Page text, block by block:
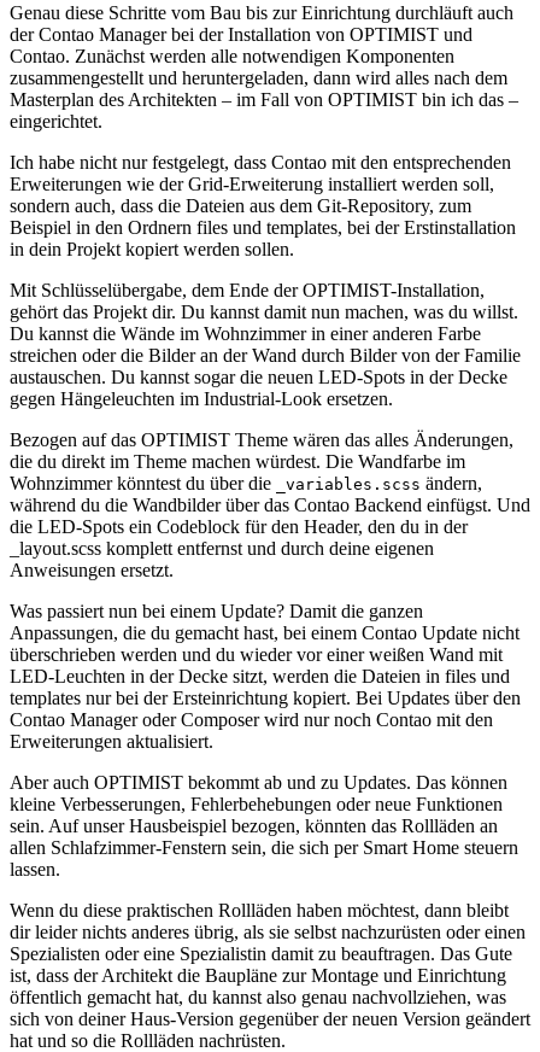
Genau diese Schritte vom Bau bis zur Einrichtung durchläuft auch
der Contao Manager bei der Installation von OPTIMIST und
Contao. Zunächst werden alle notwendigen Komponenten
zusammengestellt und heruntergeladen, dann wird alles nach dem
Masterplan des Architekten – im Fall von OPTIMIST bin ich das –
eingerichtet.
Ich habe nicht nur festgelegt, dass Contao mit den entsprechenden
Erweiterungen wie der Grid-Erweiterung installiert werden soll,
sondern auch, dass die Dateien aus dem Git-Repository, zum
Beispiel in den Ordnern files und templates, bei der Erstinstallation
in dein Projekt kopiert werden sollen.
Mit Schlüsselübergabe, dem Ende der OPTIMIST-Installation,
gehört das Projekt dir. Du kannst damit nun machen, was du willst.
Du kannst die Wände im Wohnzimmer in einer anderen Farbe
streichen oder die Bilder an der Wand durch Bilder von der Familie
austauschen. Du kannst sogar die neuen LED-Spots in der Decke
gegen Hängeleuchten im Industrial-Look ersetzen.
Bezogen auf das OPTIMIST Theme wären das alles Änderungen,
die du direkt im Theme machen würdest. Die Wandfarbe im
Wohnzimmer könntest du über die
_variables.scss ändern,
während du die Wandbilder über das Contao Backend einfügst. Und
die LED-Spots ein Codeblock für den Header, den du in der
_layout.scss komplett entfernst und durch deine eigenen
Anweisungen ersetzt.
Was passiert nun bei einem Update? Damit die ganzen
Anpassungen, die du gemacht hast, bei einem Contao Update nicht
überschrieben werden und du wieder vor einer weißen Wand mit
LED-Leuchten in der Decke sitzt, werden die Dateien in files und
templates nur bei der Ersteinrichtung kopiert. Bei Updates über den
Contao Manager oder Composer wird nur noch Contao mit den
Erweiterungen aktualisiert.
Aber auch OPTIMIST bekommt ab und zu Updates. Das können
kleine Verbesserungen, Fehlerbehebungen oder neue Funktionen
sein. Auf unser Hausbeispiel bezogen, könnten das Rollläden an
allen Schlafzimmer-Fenstern sein, die sich per Smart Home steuern
lassen.
Wenn du diese praktischen Rollläden haben möchtest, dann bleibt
dir leider nichts anderes übrig, als sie selbst nachzurüsten oder einen
Spezialisten oder eine Spezialistin damit zu beauftragen. Das Gute
ist, dass der Architekt die Baupläne zur Montage und Einrichtung
öffentlich gemacht hat, du kannst also genau nachvollziehen, was
sich von deiner Haus-Version gegenüber der neuen Version geändert
hat und so die Rollläden nachrüsten.